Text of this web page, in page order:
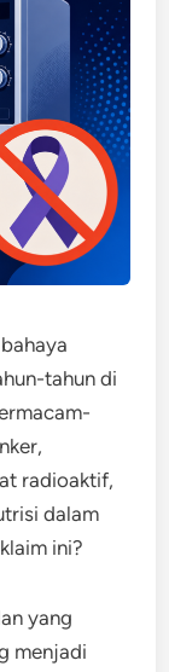
tahun di
radioaktif,
dalam
ini?
yang
menjadi